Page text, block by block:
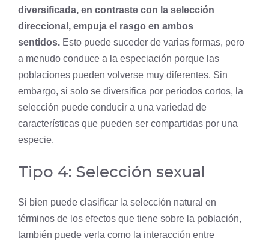
diversificada, en contraste con la selección
direccional, empuja el rasgo en ambos
sentidos. Esto puede suceder de varias formas, pero
a menudo conduce a la especiación porque las
poblaciones pueden volverse muy diferentes. Sin
embargo, si solo se diversifica por períodos cortos, la
selección puede conducir a una variedad de
características que pueden ser compartidas por una
especie.
Tipo 4: Selección sexual
Si bien puede clasificar la selección natural en
términos de los efectos que tiene sobre la población,
también puede verla como la interacción entre